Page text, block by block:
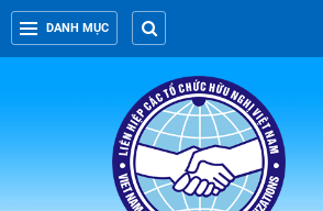
DANH MỤC